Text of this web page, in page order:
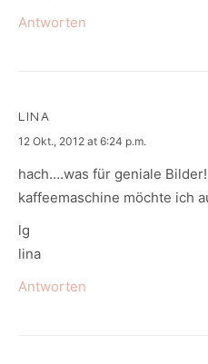
Antworten
LINA
says:
12 Okt., 2012 at 6:24 p.m.
hach….was für geniale
kaffeemaschine möchte ich
lg
lina
Antworten